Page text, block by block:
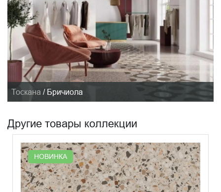
Тоскана / Бричиола
Другие товары коллекции
НОВИНКА